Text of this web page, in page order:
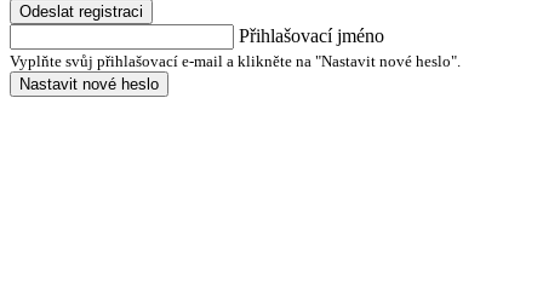
Odeslat registraci
Přihlašovací jméno
Vyplňte svůj přihlašovací e-mail a klikněte na "Nastavit nové heslo".
Nastavit nové heslo